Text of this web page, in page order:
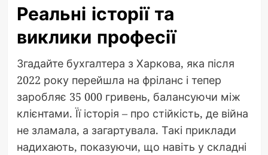
Реальні історії та
виклики професії
Згадайте бухгалтера з Харкова, яка після
2022 року перейшла на фріланс і тепер
заробляє 35 000 гривень, балансуючи між
клієнтами. Її історія – про стійкість, де війна
не зламала, а загартувала. Такі приклади
надихають, показуючи, що навіть у складні